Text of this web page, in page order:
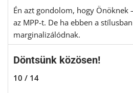
Én azt gondolom, hogy Önöknek
az MPP-t. De ha ebben a
marginalizálódnak.
Döntsünk közösen!
10 / 14